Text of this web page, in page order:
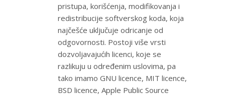
pristupa, korišćenja, modifikovanja i
redistribucije softverskog koda, koja
najčešće uključuje odricanje od
odgovornosti. Postoji više vrsti
dozvoljavajućih licenci, koje se
razlikuju u određenim uslovima, pa
tako imamo GNU licence, MIT licence,
BSD licence, Apple Public Source